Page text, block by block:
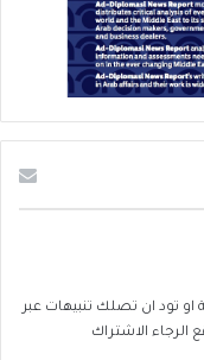
او تود ان تصلك تنبيهات عبر
الرجاء الاشتراك